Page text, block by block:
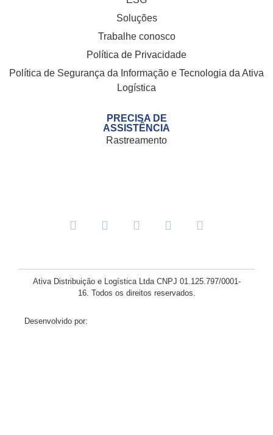
Soluções
Trabalhe conosco
Política de Privacidade
Política de Segurança da Informação e Tecnologia da Ativa
Logística
PRECISA DE
ASSISTÊNCIA
Rastreamento
Ativa Distribuição e Logística Ltda CNPJ 01.125.797/0001-
16. Todos os direitos reservados.
Desenvolvido por: